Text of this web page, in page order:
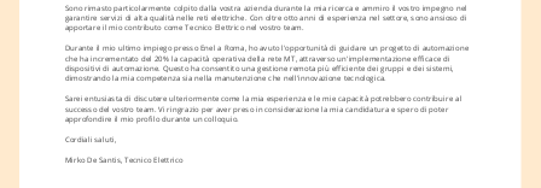
Sono rimasto particolarmente colpito dalla vostra azienda durante la mia ricerca e ammiro il vostro impegno nel
garantire servizi di alta qualità nelle reti elettriche. Con oltre otto anni di esperienza nel settore, sono ansioso di
apportare il mio contributo come Tecnico Elettrico nel vostro team.
Durante il mio ultimo impiego presso Enel a Roma, ho avuto l'opportunità di guidare un progetto di automazione
che ha incrementato del 20% la capacità operativa della rete MT, attraverso un'implementazione efficace di
dispositivi di automazione. Questo ha consentito una gestione remota più efficiente dei gruppi e dei sistemi,
dimostrando la mia competenza sia nella manutenzione che nell'innovazione tecnologica.
Sarei entusiasta di discutere ulteriormente come la mia esperienza e le mie capacità potrebbero contribuire al
successo del vostro team. Vi ringrazio per aver preso in considerazione la mia candidatura e spero di poter
approfondire il mio profilo durante un colloquio.
Cordiali saluti,
Mirko De Santis, Tecnico Elettrico